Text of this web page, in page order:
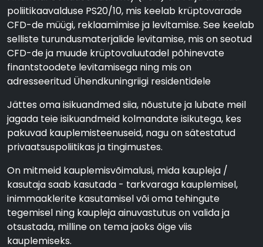
poliitikaavalduse PS20/10, mis keelab krüptovarade
CFD-de müügi, reklaamimise ja levitamise. See keelab
selliste turundusmaterjalide levitamise, mis on seotud
CFD-de ja muude krüptovaluutadel põhinevate
finantstoodete levitamisega ning mis on
adresseeritud Ühendkuningriigi residentidele
Jättes oma isikuandmed siia, nõustute ja lubate meil
jagada teie isikuandmeid kolmandate isikutega, kes
pakuvad kauplemisteenuseid, nagu on sätestatud
privaatsuspoliitikas ja tingimustes.
On mitmeid kauplemisvõimalusi, mida kaupleja /
kasutaja saab kasutada - tarkvaraga kauplemisel,
inimmaaklerite kasutamisel või oma tehingute
tegemisel ning kaupleja ainuvastutus on valida ja
otsustada, milline on tema jaoks õige viis
kauplemiseks.